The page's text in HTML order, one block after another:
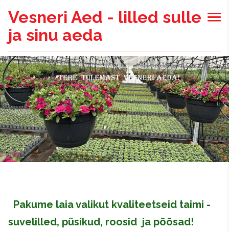
Vesneri Aed - lilled sulle
ja sinu aeda
Pakume laia valikut kvaliteetseid taimi -
suvelilled, püsikud, roosid ja põõsad!